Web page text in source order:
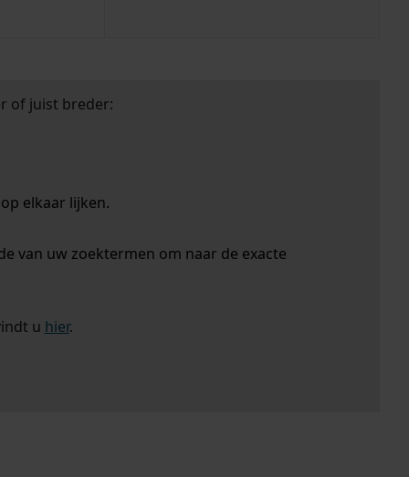
of juist breder:
elkaar lijken.
van uw zoektermen om naar de exacte
u hier.